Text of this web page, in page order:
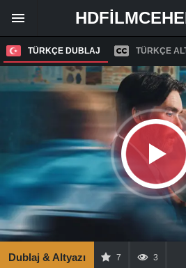
TÜRKÇE DUBLAJ TÜRKÇE
Dublaj & Altyazı 7 3